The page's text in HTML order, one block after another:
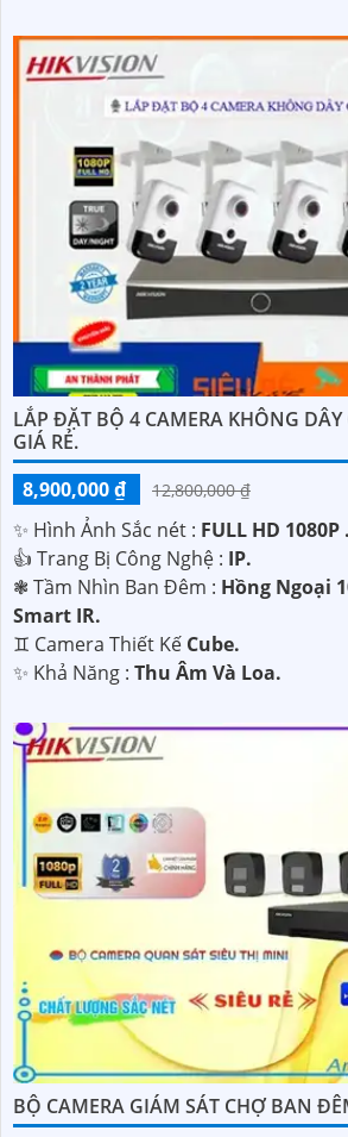
LẮP ĐẶT BỘ 4 CAMERA KHÔNG
GIÁ RẺ.
8,900,000 ₫
12,800,000 ₫
✨ Hình Ảnh Sắc nét : FULL HD 1080P .
👍 Trang Bị Công Nghệ : IP.
❃ Tầm Nhìn Ban Đêm : Hồng Ngoại
Smart IR.
♊ Camera Thiết Kế Cube.
️✨ Khả Năng : Thu Âm Và Loa.
BỘ CAMERA GIÁM SÁT CHỢ BAN